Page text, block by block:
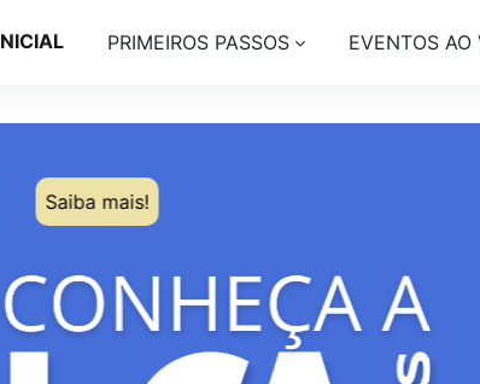
PRIMEIROS PASSOS EVENTOS AO
Saiba mais!